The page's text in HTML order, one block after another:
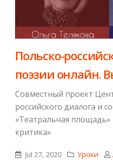
Польско-
поэзии онлайн.
Совместный проект
российского диалога и
«Театральная
критика»
Jul 27, 2020 Уроки